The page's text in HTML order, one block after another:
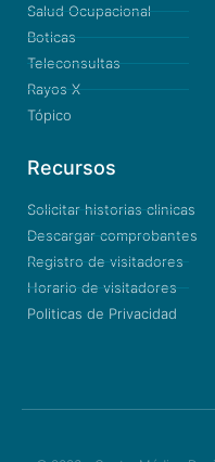
Salud Ocupacional
Boticas
Teleconsultas
Rayos X
Tópico
Recursos
Solicitar historias clinicas
Descargar comprobantes
Registro de visitadores
Horario de visitadores
Politicas de Privacidad